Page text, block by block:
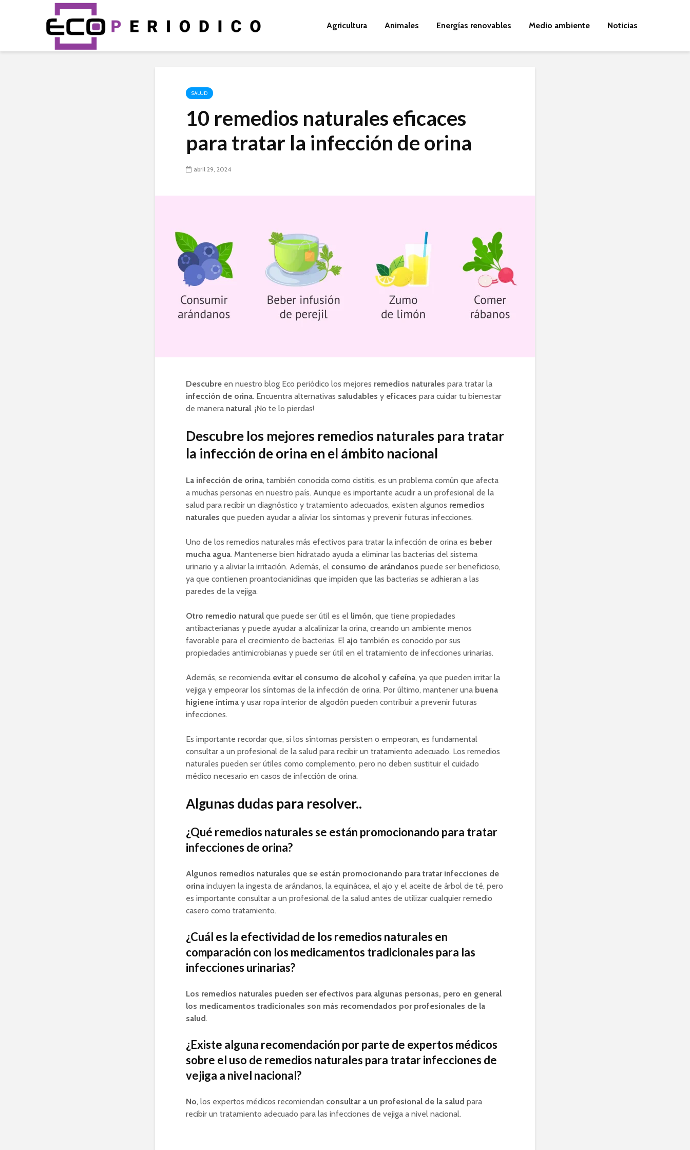
Agricultura Animales Energías renovables Medio ambiente Noticias
SALUD
10 remedios naturales eficaces
para tratar la infección de orina
abril 29, 2024
Descubre en nuestro blog Eco periódico los mejores remedios naturales para tratar la
infección de orina. Encuentra alternativas saludables y eficaces para cuidar tu bienestar
de manera natural. ¡No te lo pierdas!
Descubre los mejores remedios naturales para tratar
la infección de orina en el ámbito nacional
La infección de orina, también conocida como cistitis, es un problema común que afecta
a muchas personas en nuestro país. Aunque es importante acudir a un profesional de la
salud para recibir un diagnóstico y tratamiento adecuados, existen algunos remedios
naturales que pueden ayudar a aliviar los síntomas y prevenir futuras infecciones.
Uno de los remedios naturales más efectivos para tratar la infección de orina es beber
mucha agua. Mantenerse bien hidratado ayuda a eliminar las bacterias del sistema
urinario y a aliviar la irritación. Además, el consumo de arándanos puede ser beneficioso,
ya que contienen proantocianidinas que impiden que las bacterias se adhieran a las
paredes de la vejiga.
Otro remedio natural que puede ser útil es el limón, que tiene propiedades
antibacterianas y puede ayudar a alcalinizar la orina, creando un ambiente menos
favorable para el crecimiento de bacterias. El ajo también es conocido por sus
propiedades antimicrobianas y puede ser útil en el tratamiento de infecciones urinarias.
Además, se recomienda evitar el consumo de alcohol y cafeína, ya que pueden irritar la
vejiga y empeorar los síntomas de la infección de orina. Por último, mantener una buena
higiene íntima y usar ropa interior de algodón pueden contribuir a prevenir futuras
infecciones.
Es importante recordar que, si los síntomas persisten o empeoran, es fundamental
consultar a un profesional de la salud para recibir un tratamiento adecuado. Los remedios
naturales pueden ser útiles como complemento, pero no deben sustituir el cuidado
médico necesario en casos de infección de orina.
Algunas dudas para resolver..
¿Qué remedios naturales se están promocionando para tratar
infecciones de orina?
Algunos remedios naturales que se están promocionando para tratar infecciones de
orina incluyen la ingesta de arándanos, la equinácea, el ajo y el aceite de árbol de té, pero
es importante consultar a un profesional de la salud antes de utilizar cualquier remedio
casero como tratamiento.
¿Cuál es la efectividad de los remedios naturales en
comparación con los medicamentos tradicionales para las
infecciones urinarias?
Los remedios naturales pueden ser efectivos para algunas personas, pero en general
los medicamentos tradicionales son más recomendados por profesionales de la
salud.
¿Existe alguna recomendación por parte de expertos médicos
sobre el uso de remedios naturales para tratar infecciones de
vejiga a nivel nacional?
No, los expertos médicos recomiendan consultar a un profesional de la salud para
recibir un tratamiento adecuado para las infecciones de vejiga a nivel nacional.